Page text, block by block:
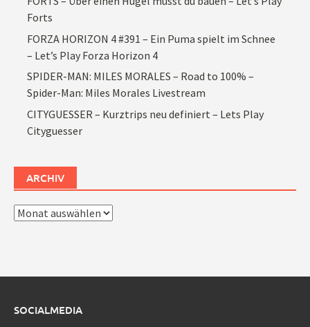
Forts
FORZA HORIZON 4 #391 – Ein Puma spielt im Schnee
– Let’s Play Forza Horizon 4
SPIDER-MAN: MILES MORALES – Road to 100% –
Spider-Man: Miles Morales Livestream
CITYGUESSER – Kurztrips neu definiert – Lets Play
Cityguesser
ARCHIV
Archiv
SOCIALMEDIA